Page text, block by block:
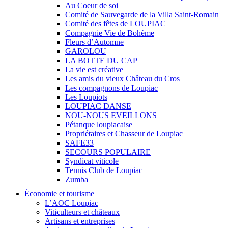
Au Coeur de soi
Comité de Sauvegarde de la Villa Saint-Romain
Comité des fêtes de LOUPIAC
Compagnie Vie de Bohème
Fleurs d’Automne
GAROLOU
LA BOTTE DU CAP
La vie est créative
Les amis du vieux Château du Cros
Les compagnons de Loupiac
Les Loupiots
LOUPIAC DANSE
NOU-NOUS EVEILLONS
Pétanque loupiacaise
Propriétaires et Chasseur de Loupiac
SAFE33
SECOURS POPULAIRE
Syndicat viticole
Tennis Club de Loupiac
Zumba
Économie et tourisme
L’AOC Loupiac
Viticulteurs et châteaux
Artisans et entreprises